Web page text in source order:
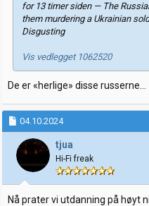
for 13 timer siden — The
them murdering a Ukrainian
Disgusting
Vis vedlegget 1062520
De er «herlige» disse russerne…
04.10.2024
tjua
Hi-Fi freak
Nå prater vi utdanning på høyt